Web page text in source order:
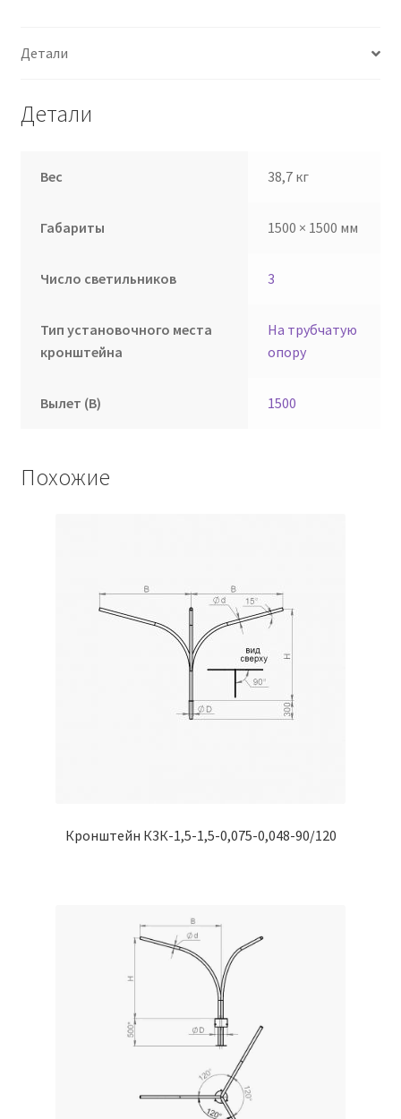
Детали
Детали
Вес 38,7 кг
Габариты 1500 × 1500 мм
Число светильников 3
Тип установочного места
кронштейна
На трубчатую
опору
Вылет (В) 1500
Похожие
Кронштейн К3К-1,5-1,5-0,075-0,048-90/120